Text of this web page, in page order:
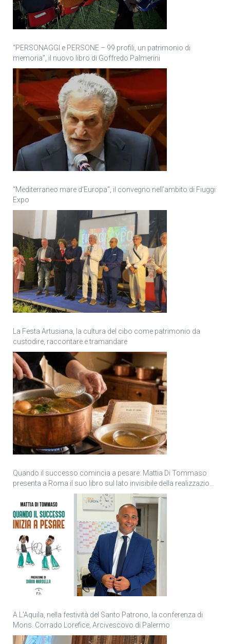
“PERSONAGGI e PERSONE – 99 profili, un patrimonio di
memoria”, il nuovo libro di Goffredo Palmerini
“Mediterraneo mare d’Europa”, il convegno nell’ambito di Fiuggi
Expo
La Festa Artusiana, la cultura del cibo come patrimonio da
custodire, raccontare e tramandare
Quando il successo comincia a pesare: Mattia Di Tommaso
presenta a Roma il suo libro sul lato invisibile della realizzazione
A L’Aquila, nella festività del Santo Patrono, la conferenza di
Mons. Corrado Lorefice, Arcivescovo di Palermo